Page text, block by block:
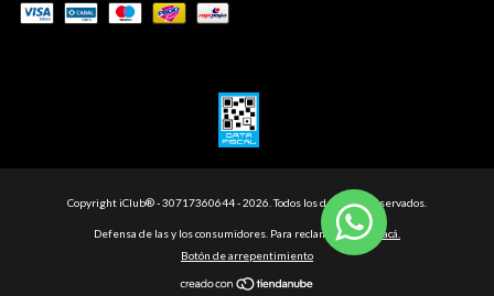
Copyright iClub® - 30717360644 - 2026. Todos los derechos reservados.
Defensa de las y los consumidores. Para reclamos ingresá acá.
Botón de arrepentimiento